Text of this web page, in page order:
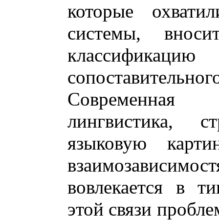
которые
системы,
лингвистика,
языковую
вовлекается в
этой связи